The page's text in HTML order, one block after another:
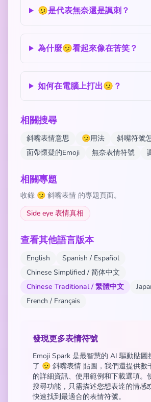
🫤是代表無奈還是諷刺？
為什麼🫤看起來像在苦笑？
如何在電腦上打出🫤？
相關搜尋
斜嘴表情意思 🫤用法
斜嘴符號
面帶懷疑的Emoji
無奈表情符號
相關專題
收錄 🫤 斜嘴表情 的專題頁面。
Side eye 表情真相
查看其他語言版本
English
Spanish / Español
Chinese Simplified / 简体中文
Chinese Traditional / 繁體中文
French / Français
發現更多表情符號
Emoji Spark 是最智慧的 AI 驅動貼圖
了 🫤 斜嘴表情 貼圖，我們還提供數
的詳細資訊、使用範例和下載選項。
搜尋功能，只需描述您想表達的情感
快速找到最適合的表情符號。